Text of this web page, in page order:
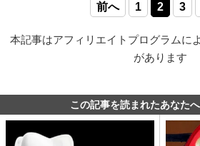
前へ 1 2 3
本記事はアフィリエイトプログラムに
があります
この記事を読まれたあなた